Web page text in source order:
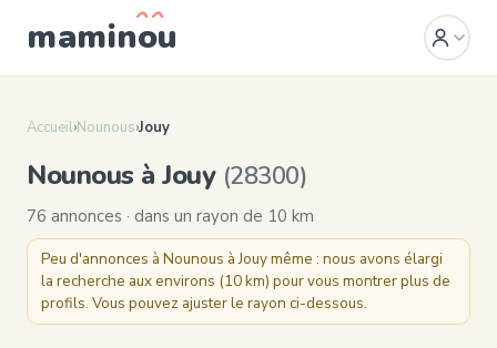
maminou
Accueil›Nounous›Jouy
Nounous à Jouy (28300)
76 annonces · dans un rayon de 10 km
Peu d'annonces à Nounous à Jouy même : nous avons élargi
la recherche aux environs (10 km) pour vous montrer plus de
profils. Vous pouvez ajuster le rayon ci-dessous.